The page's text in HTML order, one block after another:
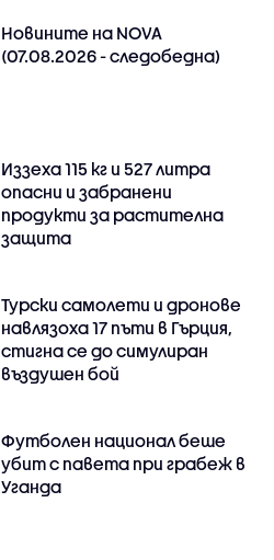
Новините на NOVA
(07.08.2026 - следобедна)
Иззеха 115 кг и 527 литра
опасни и забранени
продукти за растителна
защита
Турски самолети и дронове
навлязоха 17 пъти в Гърция,
стигна се до симулиран
въздушен бой
Футболен национал беше
убит с павета при грабеж в
Уганда